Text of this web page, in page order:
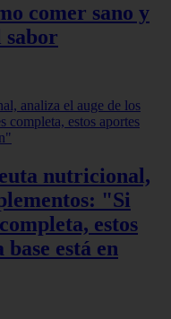
comer sano y
sabor
nutricional,
"Si
estos
está en